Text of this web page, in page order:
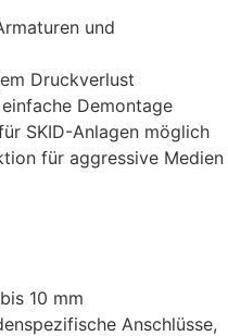
und
Druckverlust
Demontage
SKID-Anlagen möglich
für aggressive Medien
10 mm
Anschlüsse,